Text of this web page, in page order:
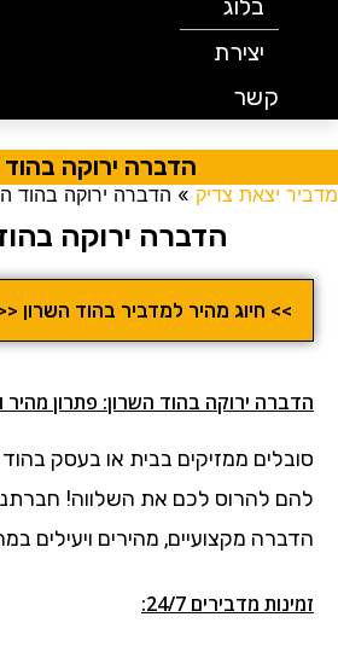
בלוג
יצירת
קשר
הדברה ירוקה בהוד
מדביר יצאת צדיק » הדברה ירוקה בהוד
הדברה ירוקה
>> חיוג מהיר למדביר בהוד השרון
הדברה ירוקה בהוד השרון: פתרון מהיר
סובלים ממזיקים בבית או בעסק
להם להרוס לכם את השלווה!
הדברה מקצועיים, מהירים ויעילים
זמינות מדבירים 24/7: